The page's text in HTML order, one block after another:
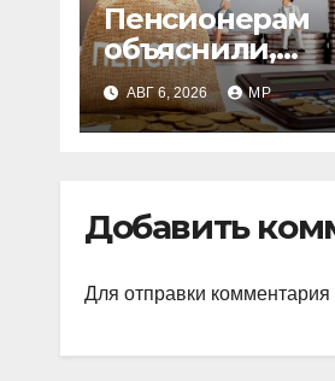
Пенсионерам
объяснили,
сколько они
получат после
индексации
АВГ 6, 2026 MP
Добавить
Для отправки